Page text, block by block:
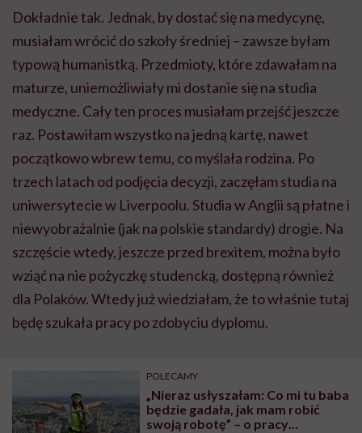
Dokładnie tak. Jednak, by dostać się na medycynę,
musiałam wrócić do szkoły średniej – zawsze byłam
typową humanistką. Przedmioty, które zdawałam na
maturze, uniemożliwiały mi dostanie się na studia
medyczne. Cały ten proces musiałam przejść jeszcze
raz. Postawiłam wszystko na jedną kartę, nawet
początkowo wbrew temu, co myślała rodzina. Po
trzech latach od podjęcia decyzji, zaczęłam studia na
uniwersytecie w Liverpoolu. Studia w Anglii są płatne i
niewyobrażalnie (jak na polskie standardy) drogie. Na
szczęście wtedy, jeszcze przed brexitem, można było
wziąć na nie pożyczkę studencką, dostępną również
dla Polaków. Wtedy już wiedziałam, że to właśnie tutaj
będę szukała pracy po zdobyciu dyplomu.
POLECAMY
„Nieraz usłyszałam: Co mi tu baba
będzie gadała, jak mam robić
swoją robotę” – o pracy